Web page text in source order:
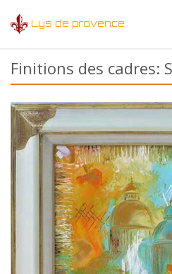
Lys de provence
Finitions des cadres: